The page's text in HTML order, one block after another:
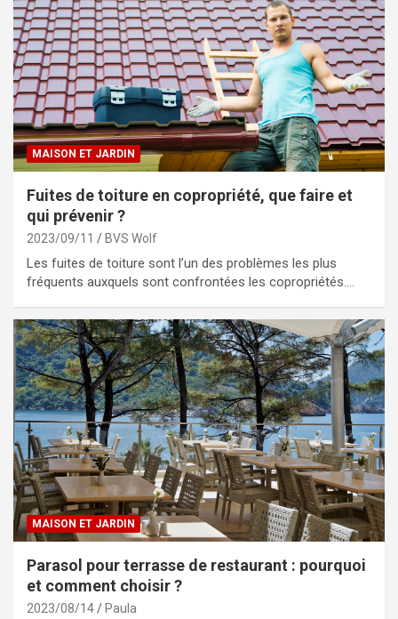
MAISON ET JARDIN
Fuites de toiture en copropriété, que faire et
qui prévenir ?
2023/09/11 BVS Wolf
Les fuites de toiture sont l’un des problèmes les plus
fréquents auxquels sont confrontées les copropriétés.…
MAISON ET JARDIN
Parasol pour terrasse de restaurant : pourquoi
et comment choisir ?
2023/08/14 Paula